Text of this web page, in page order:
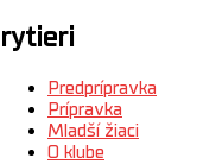
rytieri
Predprípravka
Prípravka
Mladší žiaci
O klube